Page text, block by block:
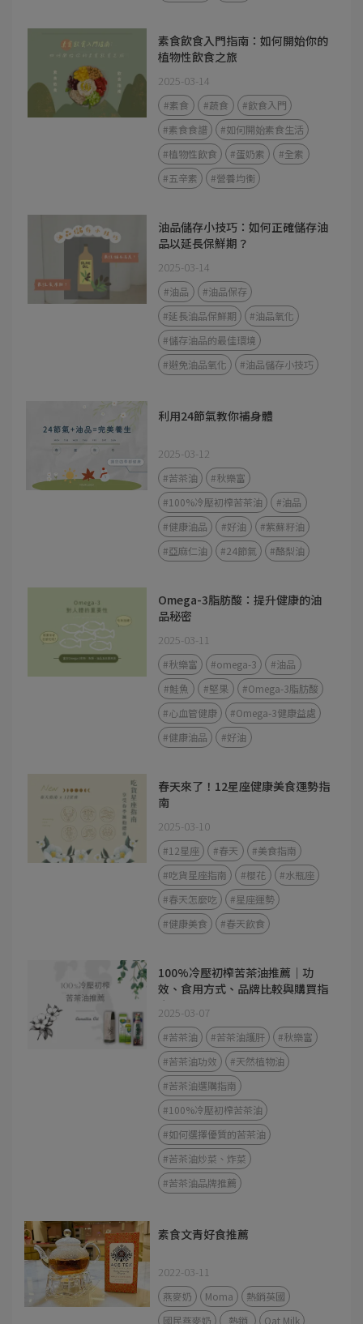
素食飲食入門指南：如何開始你的
植物性飲食之旅
2025-03-14
#素食 #蔬食
#飲食入門
#素食食譜
#如何開始素食生活
#植物性飲食
#蛋奶素
#全素
#五辛素
#營養均衡
油品儲存小技巧：如何正確儲存油
品以延長保鮮期？
2025-03-14
#油品
#油品保存
#延長油品保鮮期
#油品氧化
#儲存油品的最佳環境
#避免油品氧化
#油品儲存小技巧
利用24節氣教你補身體
2025-03-12
#苦茶油
#秋樂富
#100%冷壓初榨苦茶油
#油品
#健康油品
#好油
#紫蘇籽油
#亞麻仁油
#24節氣 #酪梨油
Omega-3脂肪酸：提升健康的油
品秘密
2025-03-11
#秋樂富 #omega-3
#油品
#鮭魚
#堅果
#Omega-3脂肪酸
#心血管健康
#Omega-3健康益處
#健康油品
#好油
春天來了！12星座健康美食運勢指
南
2025-03-10
#12星座 #春天
#美食指南
#吃貨星座指南
#櫻花
#水瓶座
#春天怎麼吃
#星座運勢
#健康美食
#春天飲食
100%冷壓初榨苦茶油推薦｜功
效、食用方式、品牌比較與購買指
南
2025-03-07
#苦茶油 #苦茶油護肝
#秋樂富
#苦茶油功效
#天然植物油
#苦茶油選購指南
#100%冷壓初榨苦茶油
#如何選擇優質的苦茶油
#苦茶油炒菜、炸菜
#苦茶油品牌推薦
素食文青好食推薦
2022-03-11
燕麥奶 Moma
熱銷英國
國民燕麥奶
熱銷
Oat Milk